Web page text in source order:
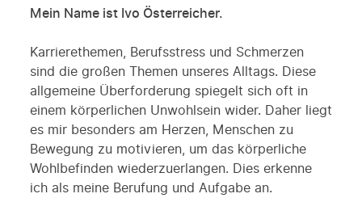
Mein Name ist Ivo Österreicher.
Karrierethemen, Berufsstress und Schmerzen
sind die großen Themen unseres Alltags. Diese
allgemeine Überforderung spiegelt sich oft in
einem körperlichen Unwohlsein wider. Daher liegt
es mir besonders am Herzen, Menschen zu
Bewegung zu motivieren, um das körperliche
Wohlbefinden wiederzuerlangen. Dies erkenne
ich als meine Berufung und Aufgabe an.